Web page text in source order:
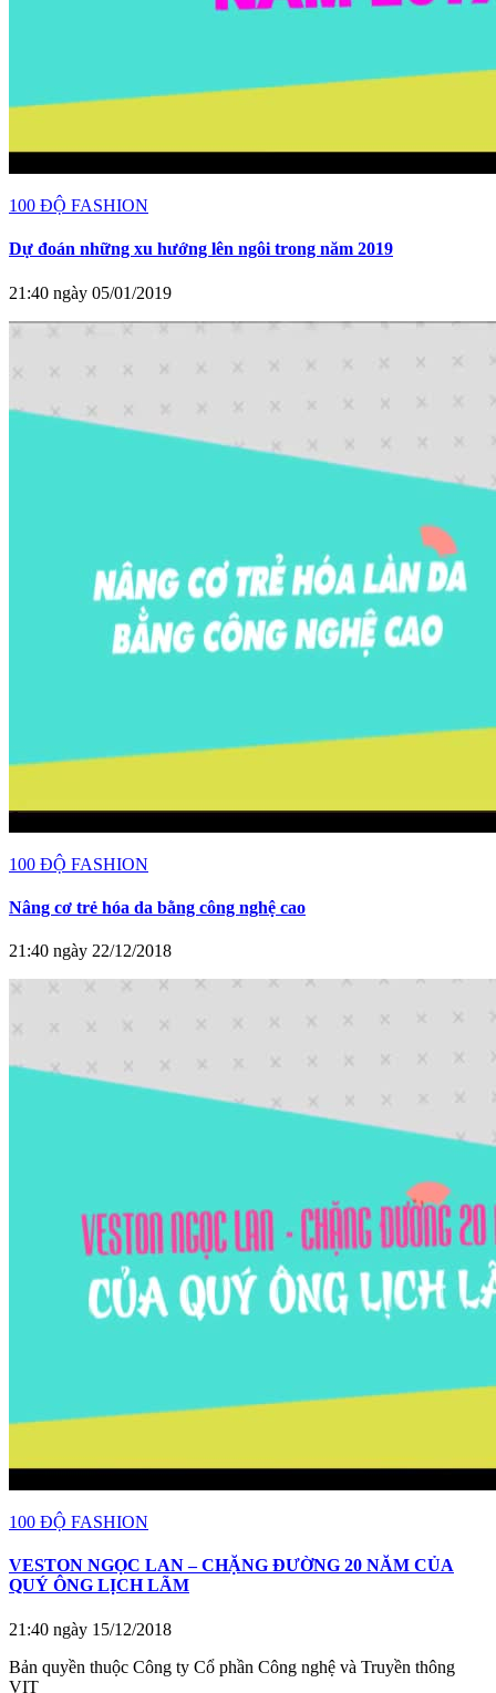
100 ĐỘ FASHION
Dự đoán những xu hướng lên ngôi trong năm 2019
21:40 ngày 05/01/2019
100 ĐỘ FASHION
Nâng cơ trẻ hóa da bằng công nghệ cao
21:40 ngày 22/12/2018
100 ĐỘ FASHION
VESTON NGỌC LAN – CHẶNG ĐƯỜNG 20 NĂM CỦA
QUÝ ÔNG LỊCH LÃM
21:40 ngày 15/12/2018
Bản quyền thuộc Công ty Cổ phần Công nghệ và Truyền thông
VIT